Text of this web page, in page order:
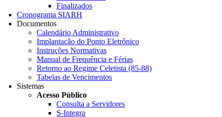
Finalizados
Cronograma SIARH
Documentos
Calendário Administrativo
Implantação do Ponto Eletrônico
Instruções Normativas
Manual de Frequência e Férias
Retorno ao Regime Celetista (85-88)
Tabelas de Vencimentos
Sistemas
Acesso Público
Consulta a Servidores
S-Integra